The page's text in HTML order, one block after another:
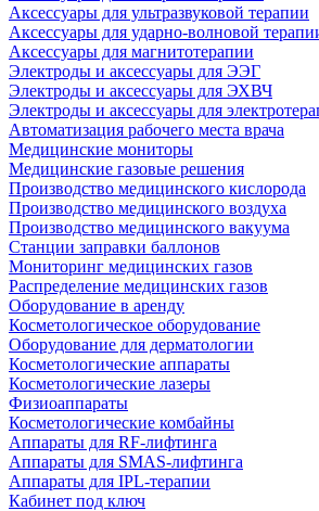
Аксессуары для ультразвуковой терапии
Аксессуары для ударно-волновой
Аксессуары для магнитотерапии
Электроды и аксессуары для ЭЭГ
Электроды и аксессуары для ЭХВЧ
Электроды и аксессуары для
Автоматизация рабочего места врача
Медицинские мониторы
Медицинские газовые решения
Производство медицинского кислорода
Производство медицинского воздуха
Производство медицинского вакуума
Станции заправки баллонов
Мониторинг медицинских газов
Распределение медицинских газов
Оборудование в аренду
Косметологическое оборудование
Оборудование для дерматологии
Косметологические аппараты
Косметологические лазеры
Физиоаппараты
Косметологические комбайны
Аппараты для RF-лифтинга
Аппараты для SMAS-лифтинга
Аппараты для IPL-терапии
Кабинет под ключ